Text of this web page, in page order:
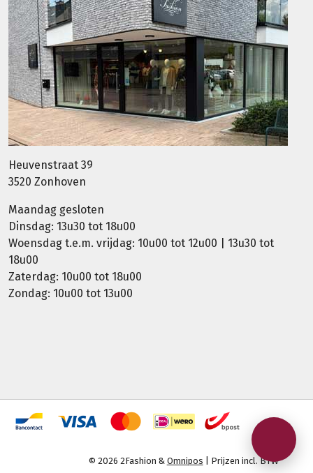
Heuvenstraat 39
3520 Zonhoven
Maandag gesloten
Dinsdag: 13u30 tot 18u00
Woensdag t.e.m. vrijdag: 10u00 tot 12u00 | 13u30 tot
18u00
Zaterdag: 10u00 tot 18u00
Zondag: 10u00 tot 13u00
© 2026 2Fashion & Omnipos | Prijzen incl. BTW